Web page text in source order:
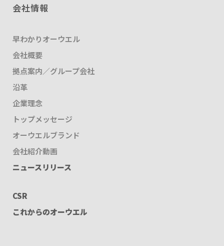
会社情報
早わかりオーウエル
会社概要
拠点案内／グループ会社
沿革
企業理念
トップメッセージ
オーウエルブランド
会社紹介動画
ニュースリリース
CSR
これからのオーウエル